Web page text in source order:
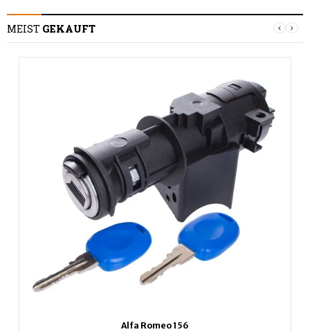
MEIST GEKAUFT
Alfa Romeo 156